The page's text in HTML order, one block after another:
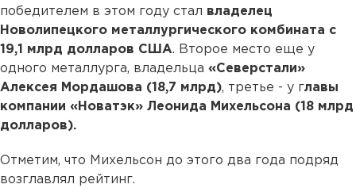
победителем в этом году стал владелец
Новолипецкого металлургического комбината с
19,1 млрд долларов США. Второе место еще у
одного металлурга, владельца «Северстали»
Алексея Мордашова (18,7 млрд), третье - у главы
компании «Новатэк» Леонида Михельсона (18 млрд
долларов).
Отметим, что Михельсон до этого два года подряд
возглавлял рейтинг.